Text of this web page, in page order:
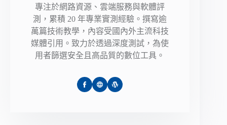
專注於網路資源、雲端服務與軟體評
測，累積 20 年專業實測經驗。撰寫逾
萬篇技術教學，內容受國內外主流科技
媒體引用。致力於透過深度測試，為使
用者篩選安全且高品質的數位工具。